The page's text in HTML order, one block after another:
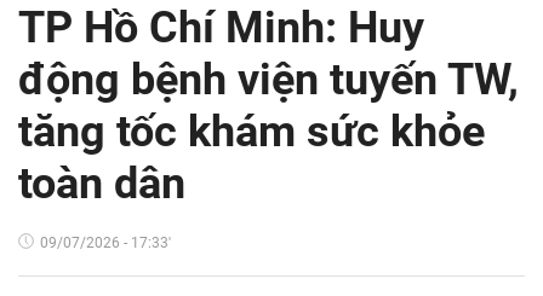
TP Hồ Chí Minh: Huy
động bệnh viện tuyến TW,
tăng tốc khám sức khỏe
toàn dân
09/07/2026 - 17:33'